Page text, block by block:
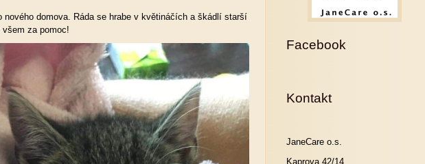
nového domova. Ráda se hrabe v květináčích a škádlí starší
všem za pomoc!
Facebook
Kontakt
JaneCare o.s.
Kaprova 42/14